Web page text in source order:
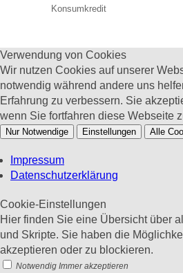
Konsumkredit
Verwendung von Cookies
Wir nutzen Cookies auf unserer
notwendig während andere uns
Erfahrung zu verbessern. Sie
wenn Sie fortfahren diese Webseite
Nur Notwendige Einstellungen Alle
Impressum
Datenschutzerklärung
Cookie-Einstellungen
Hier finden Sie eine Übersicht über
und Skripte. Sie haben die
akzeptieren oder zu blockieren.
Notwendig Immer akzeptieren